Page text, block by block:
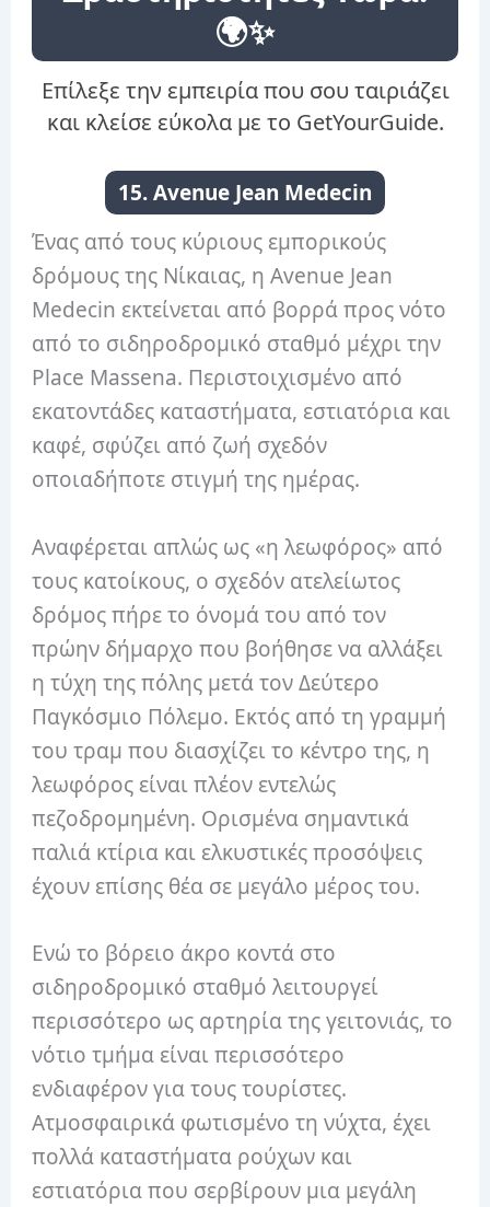
🌍✨
Επίλεξε την εμπειρία που σου ταιριάζει
και κλείσε εύκολα με το GetYourGuide.
15. Avenue Jean Medecin
Ένας από τους κύριους εμπορικούς
δρόμους της Νίκαιας, η Avenue Jean
Medecin εκτείνεται από βορρά προς νότο
από το σιδηροδρομικό σταθμό μέχρι την
Place Massena. Περιστοιχισμένο από
εκατοντάδες καταστήματα, εστιατόρια και
καφέ, σφύζει από ζωή σχεδόν
οποιαδήποτε στιγμή της ημέρας.
Αναφέρεται απλώς ως «η λεωφόρος» από
τους κατοίκους, ο σχεδόν ατελείωτος
δρόμος πήρε το όνομά του από τον
πρώην δήμαρχο που βοήθησε να αλλάξει
η τύχη της πόλης μετά τον Δεύτερο
Παγκόσμιο Πόλεμο. Εκτός από τη γραμμή
του τραμ που διασχίζει το κέντρο της, η
λεωφόρος είναι πλέον εντελώς
πεζοδρομημένη. Ορισμένα σημαντικά
παλιά κτίρια και ελκυστικές προσόψεις
έχουν επίσης θέα σε μεγάλο μέρος του.
Ενώ το βόρειο άκρο κοντά στο
σιδηροδρομικό σταθμό λειτουργεί
περισσότερο ως αρτηρία της γειτονιάς, το
νότιο τμήμα είναι περισσότερο
ενδιαφέρον για τους τουρίστες.
Ατμοσφαιρικά φωτισμένο τη νύχτα, έχει
πολλά καταστήματα ρούχων και
εστιατόρια που σερβίρουν μια μεγάλη